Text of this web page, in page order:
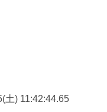
土) 11:42:44.65